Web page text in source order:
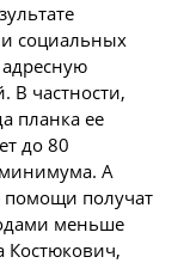
социальных
адресную
В частности,
планка ее
до 80
А
помощи получат
меньше
Костюкович,